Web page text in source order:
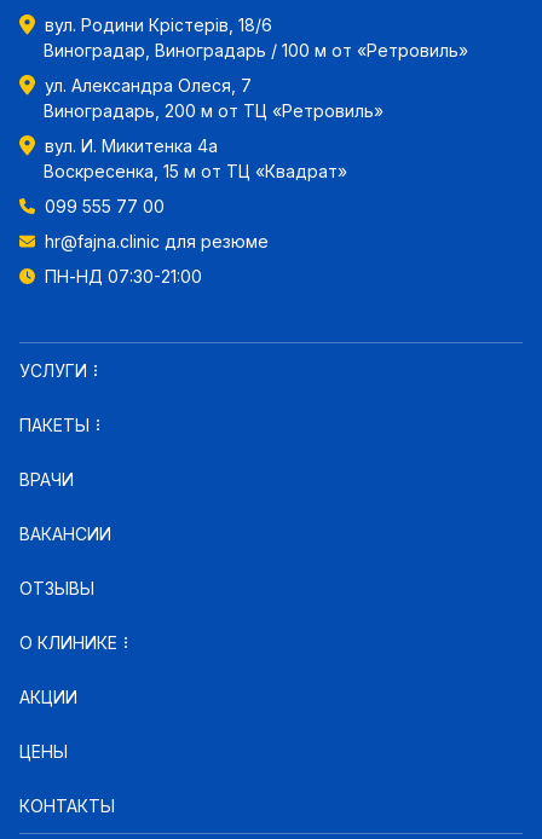
вул. Родини Крістерів, 18/6
Виноградар, Виноградарь / 100 м от «Ретровиль»
ул. Александра Олеся, 7
Виноградарь, 200 м от ТЦ «Ретровиль»
вул. И. Микитенка 4а
Воскресенка, 15 м от ТЦ «Квадрат»
099 555 77 00
hr@fajna.clinic для резюме
ПН-НД 07:30-21:00
УСЛУГИ
ПАКЕТЫ
ВРАЧИ
ВАКАНСИИ
ОТЗЫВЫ
О КЛИНИКЕ
АКЦИИ
ЦЕНЫ
КОНТАКТЫ